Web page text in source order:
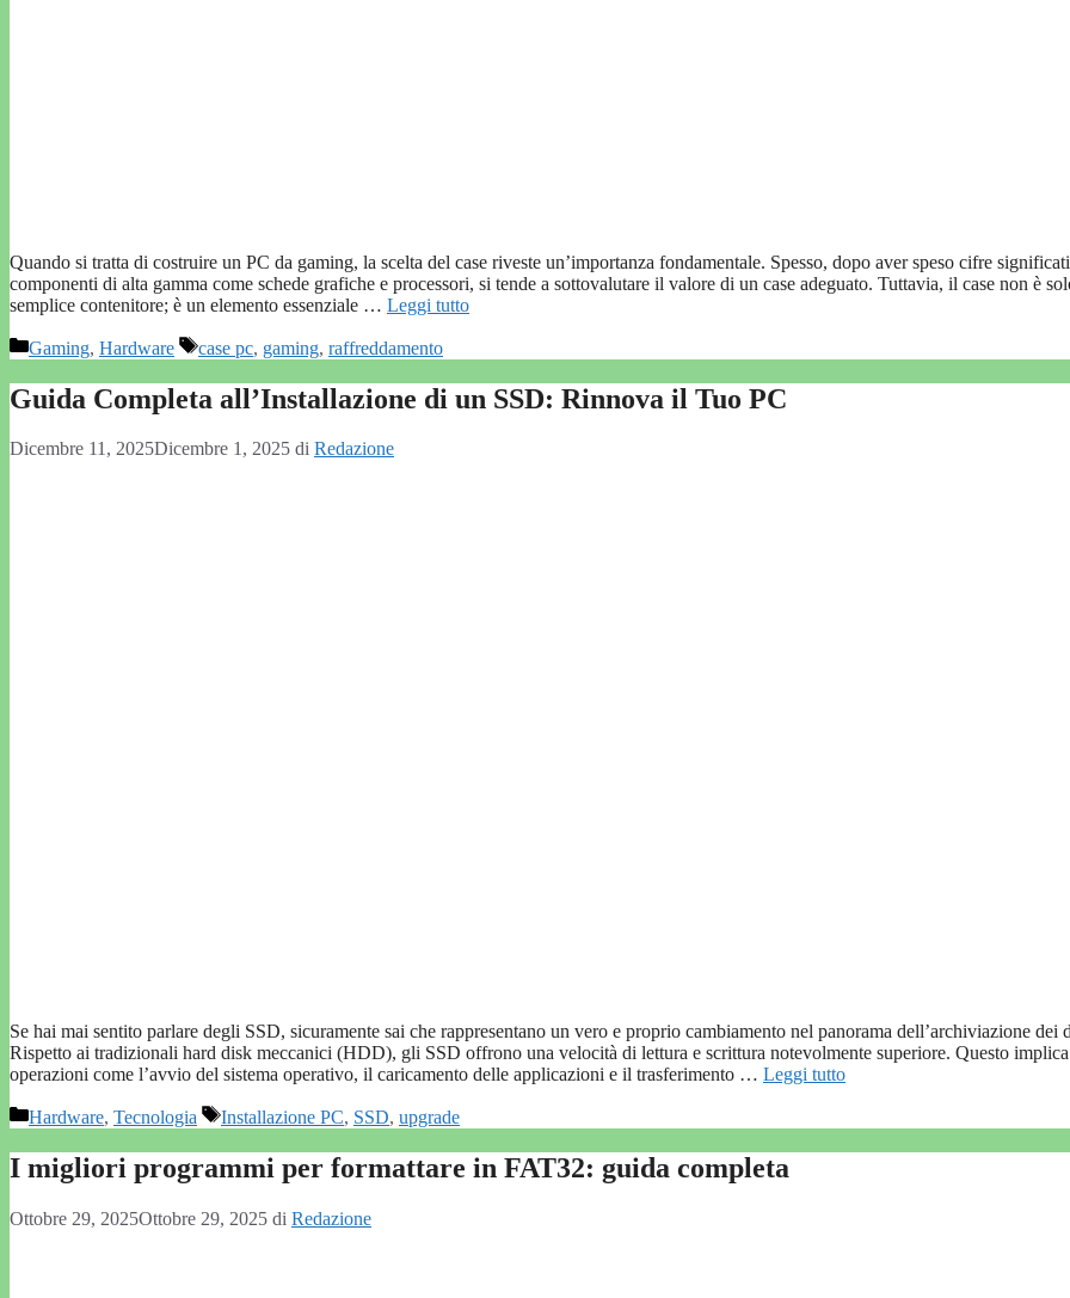
Quando si tratta di costruire un PC da gaming, la scelta del case riveste un’importanza fondamentale. Spesso, dopo aver speso cifre
componenti di alta gamma come schede grafiche e processori, si tende a sottovalutare il valore di un case adeguato. Tuttavia, il case non è
semplice contenitore; è un elemento essenziale … Leggi tutto
Categorie
Gaming, Hardware Tag
case pc, gaming, raffreddamento
Guida Completa all’Installazione di un SSD: Rinnova il Tuo PC
Dicembre 11, 2025Dicembre 1, 2025 di Redazione
Se hai mai sentito parlare degli SSD, sicuramente sai che rappresentano un vero e proprio cambiamento nel panorama dell’archiviazione dei
Rispetto ai tradizionali hard disk meccanici (HDD), gli SSD offrono una velocità di lettura e scrittura notevolmente superiore. Questo
operazioni come l’avvio del sistema operativo, il caricamento delle applicazioni e il trasferimento … Leggi tutto
Categorie
Hardware, Tecnologia Tag
Installazione PC, SSD, upgrade
I migliori programmi per formattare in FAT32: guida completa
Ottobre 29, 2025Ottobre 29, 2025 di Redazione